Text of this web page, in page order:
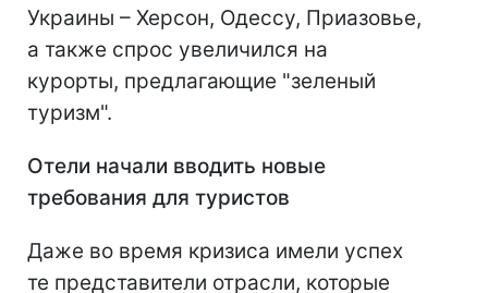
Украины – Херсон, Одессу, Приазовье,
а также спрос увеличился на
курорты, предлагающие "зеленый
туризм".
Отели начали вводить новые
требования для туристов
Даже во время кризиса имели успех
те представители отрасли, которые